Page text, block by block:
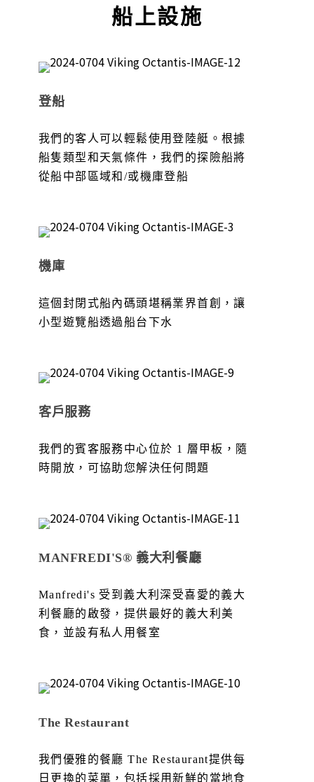
船上設施
登船
我們的客人可以輕鬆使用登陸艇。根據
船隻類型和天氣條件，我們的探險船將
從船中部區域和/或機庫登船
機庫
這個封閉式船內碼頭堪稱業界首創，讓
小型遊覽船透過船台下水
客戶服務
我們的賓客服務中心位於 1 層甲板，隨
時開放，可協助您解決任何問題
MANFREDI'S® 義大利餐廳
Manfredi's 受到義大利深受喜愛的義大
利餐廳的啟發，提供最好的義大利美
食，並設有私人用餐室
The Restaurant
我們優雅的餐廳 The Restaurant提供每
日更換的菜單，包括採用新鮮的當地食